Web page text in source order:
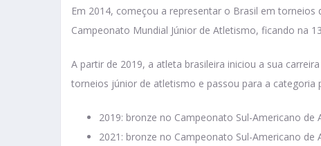
Em 2014, começou a representar o Brasil em
Campeonato Mundial Júnior de Atletismo, ficando na
A partir de 2019, a atleta brasileira iniciou a sua
torneios júnior de atletismo e passou para a categoria
2019: bronze no Campeonato Sul-Americano de
2021: bronze no Campeonato Sul-Americano